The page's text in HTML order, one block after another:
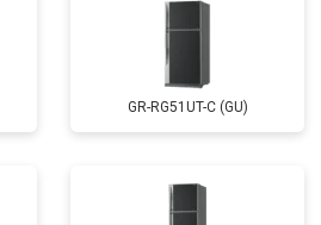
GR-RG51UT-C (GU)